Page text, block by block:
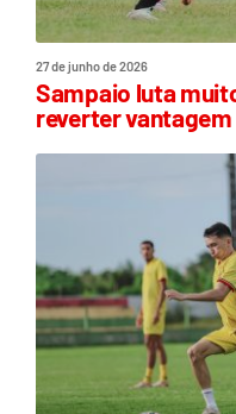
27 de junho de 2026
Sampaio luta
reverter